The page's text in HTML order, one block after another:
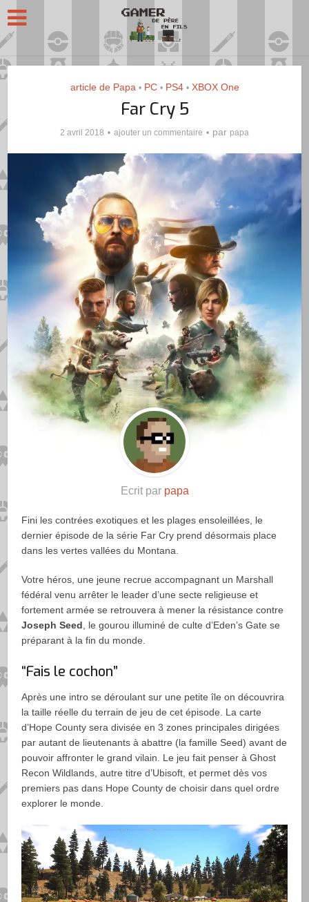
article de Papa • PC • PS4 • XBOX One
Far Cry 5
2 avril 2018 ajouter un commentaire par papa
Ecrit par papa
Fini les contrées exotiques et les plages ensoleillées, le
dernier épisode de la série Far Cry prend désormais place
dans les vertes vallées du Montana.
Votre héros, une jeune recrue accompagnant un Marshall
fédéral venu arrêter le leader d’une secte religieuse et
fortement armée se retrouvera à mener la résistance contre
Joseph Seed , le gourou illuminé de culte d’Eden’s Gate se
préparant à la fin du monde.
“Fais le cochon”
Après une intro se déroulant sur une petite île on découvrira
la taille réelle du terrain de jeu de cet épisode. La carte
d’Hope County sera divisée en 3 zones principales dirigées
par autant de lieutenants à abattre (la famille Seed) avant de
pouvoir affronter le grand vilain. Le jeu fait penser à Ghost
Recon Wildlands, autre titre d’Ubisoft, et permet dès vos
premiers pas dans Hope County de choisir dans quel ordre
explorer le monde.